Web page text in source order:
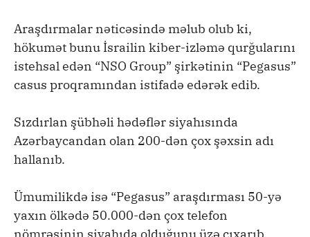
Araşdırmalar nəticəsində məlub olub ki,
hökumət bunu İsrailin kiber-izləmə qurğularını
istehsal edən “NSO Group” şirkətinin “Pegasus”
casus proqramından istifadə edərək edib.
Sızdırlan şübhəli hədəflər siyahısında
Azərbaycandan olan 200-dən çox şəxsin adı
hallanıb.
Ümumilikdə isə “Pegasus” araşdırması 50-yə
yaxın ölkədə 50.000-dən çox telefon